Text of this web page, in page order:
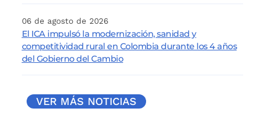
06 de agosto de 2026
El ICA impulsó la modernización, sanidad y
competitividad rural en Colombia durante los 4 años
del Gobierno del Cambio
VER MÁS NOTICIAS